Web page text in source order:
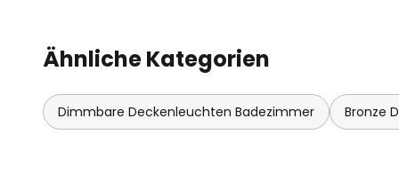
Ähnliche Kategorien
Dimmbare Deckenleuchten Badezimmer Bronze